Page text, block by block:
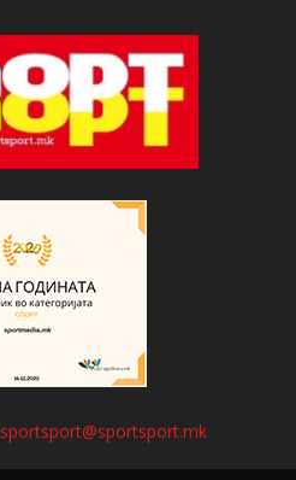
sportsport@sportsport.mk